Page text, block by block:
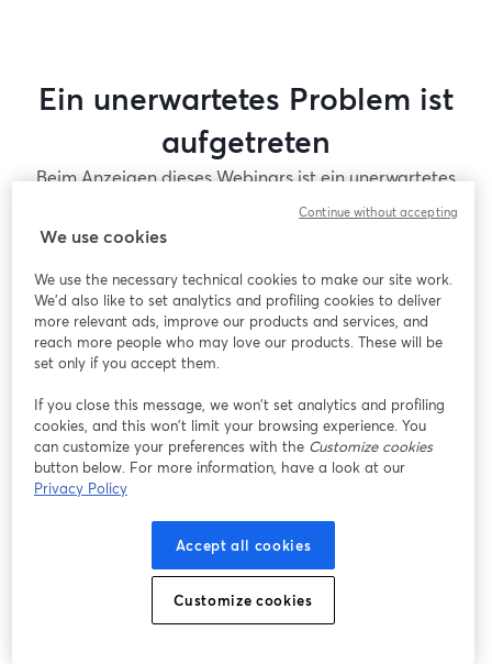
Ein unerwartetes Problem ist
aufgetreten
Beim Anzeigen dieses Webinars ist ein unerwartetes
Problem aufgetreten. Bitte versuchen Sie, die Seite
Gibt es Probleme?
wird in einem neuen Tab geöffnet
We use cookies
We use the necessary technical cookies to make our site work.
We'd also like to set analytics and profiling cookies to deliver
more relevant ads, improve our products and services, and
reach more people who may love our products. These will be
set only if you accept them.
If you close this message, we won’t set analytics and profiling
cookies, and this won’t limit your browsing experience. You
can customize your preferences with the Customize cookies
button below. For more information, have a look at our
Privacy Policy
Accept all cookies
Customize cookies
Continue without accepting